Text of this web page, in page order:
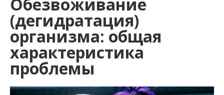
Обезвоживание
(дегидратация)
организма: общая
характеристика
проблемы